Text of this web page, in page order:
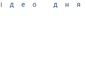
дня